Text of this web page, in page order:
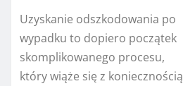
Uzyskanie odszkodowania po
wypadku to dopiero początek
skomplikowanego procesu,
który wiąże się z koniecznością